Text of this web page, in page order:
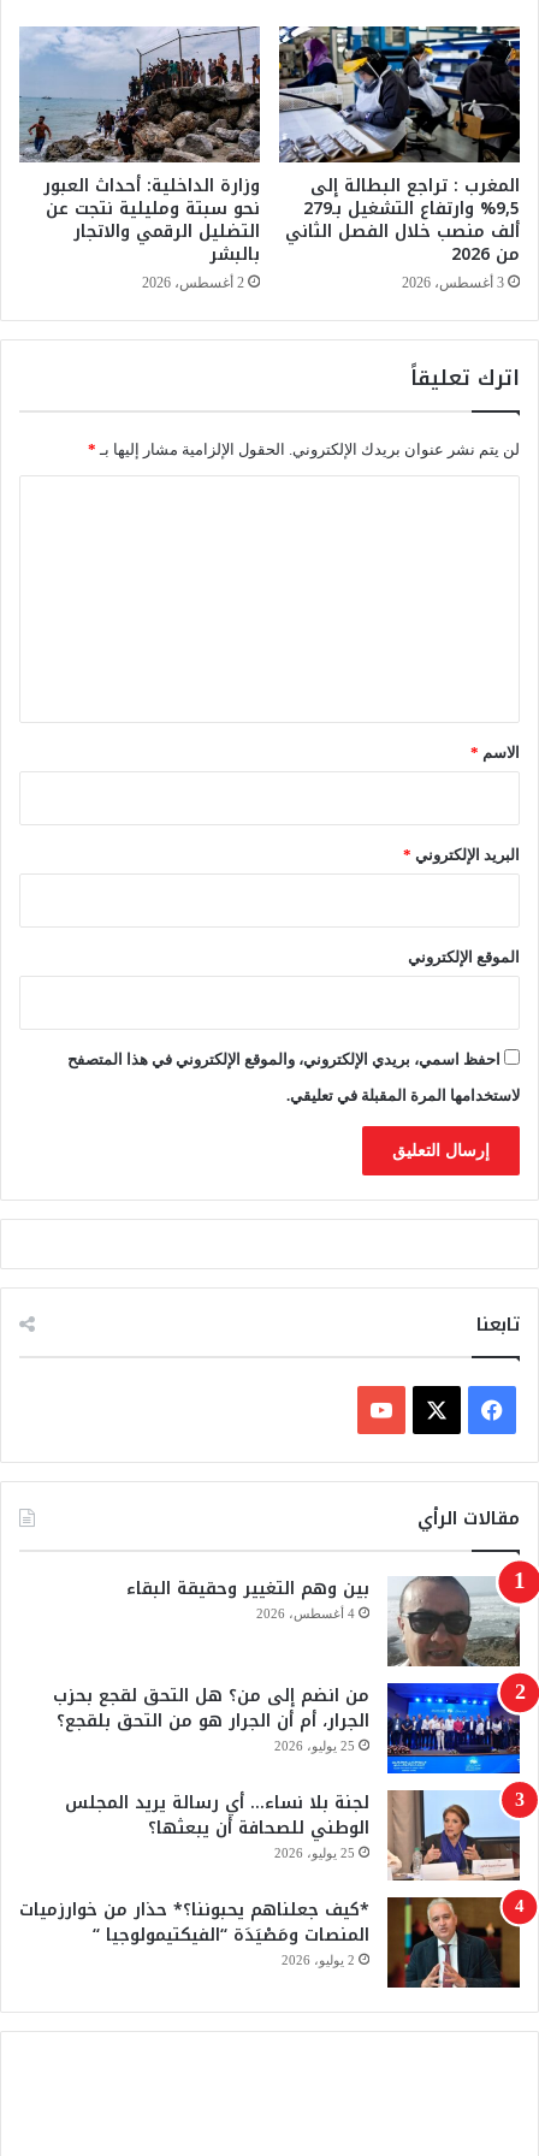
ا
ت
ا
ل
س
ر
ا
ئ
ي
ل
ي
ا
ق
م
ا
ل
ا
ت
و
ص
ي
ل
ف
ا
ئ
س
المغرب : تراجع البطالة إلى
9,5% وارتفاع التشغيل بـ279
ألف منصب خلال الفصل الثاني
من 2026
3 أغسطس، 2026
وزارة الداخلية: أحداث العبور
نحو سبتة ومليلية نتجت عن
التضليل الرقمي والاتجار
بالبشر
2 أغسطس، 2026
اترك تعليقاً
لن يتم نشر عنوان بريدك الإلكتروني. الحقول الإلزامية مشار إليها بـ *
*
الاسم *
البريد الإلكتروني *
الموقع الإلكتروني
احفظ اسمي، بريدي الإلكتروني، والموقع الإلكتروني في هذا المتصفح
لاستخدامها المرة المقبلة في تعليقي.
تابعنا
ي
ب
و
ك
X
Y
u
T
b
e
مقالات الرأي
بين وهم التغيير وحقيقة البقاء
4 أغسطس، 2026
من انضم إلى من؟ هل التحق لقجع بحزب
الجرار، أم أن الجرار هو من التحق بلقجع؟
25 يوليو، 2026
لجنة بلا نساء… أي رسالة يريد المجلس
الوطني للصحافة أن يبعثها؟
25 يوليو، 2026
*كيف جعلناهم يحبوننا؟* حذار من خوارزميات
المنصات ومَصْيَدَة “الفيكتيمولوجيا “
2 يوليو، 2026